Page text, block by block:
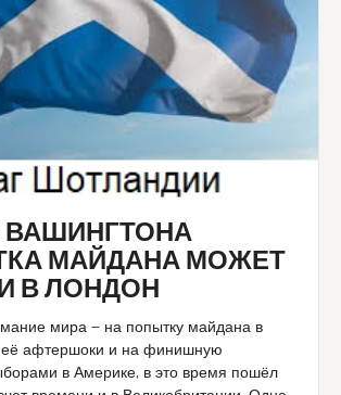
ВАШИНГТОНА
МАЙДАНА МОЖЕТ
В ЛОНДОН
мира — на попытку майдана в
её афтершоки и на финишную
в Америке, в это время пошёл